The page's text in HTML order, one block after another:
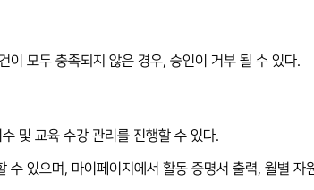
이 모두 충족되지 않은 경우, 승인이 거부 될 수 있다.
및 교육 수강 관리를 진행할 수 있다.
수 있으며, 마이페이지에서 활동 증명서 출력, 월별 자